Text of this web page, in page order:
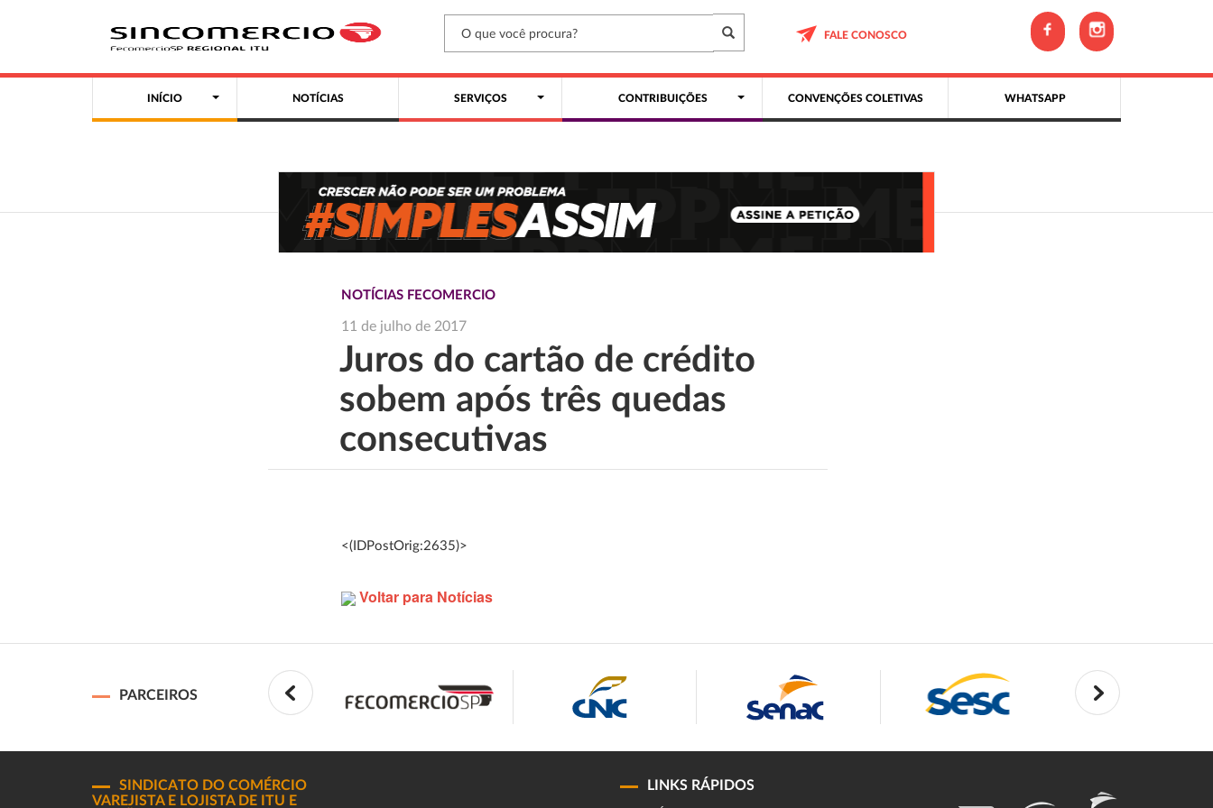
FALE CONOSCO
INÍCIO NOTÍCIAS SERVIÇOS CONTRIBUIÇÕES CONVENÇÕES COLETIVAS WHATSAPP
NOTÍCIAS FECOMERCIO
11 de julho de 2017
Juros do cartão de crédito
sobem após três quedas
consecutivas
<(IDPostOrig:2635)>
Voltar para Notícias
PARCEIROS
SINDICATO DO COMÉRCIO
VAREJISTA E LOJISTA DE ITU E
LINKS RÁPIDOS